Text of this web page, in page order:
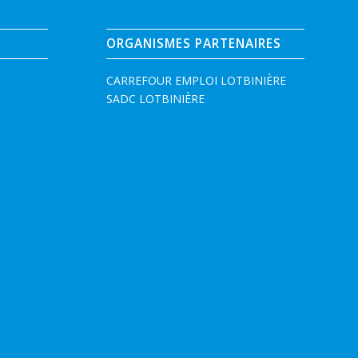
ORGANISMES PARTENAIRES
CARREFOUR EMPLOI LOTBINIÈRE
SADC LOTBINIÈRE